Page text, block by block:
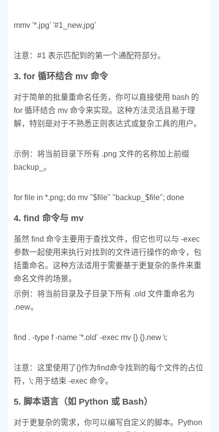
mmv '*.jpg' '#1_new.jpg'
注意：#1 表示匹配到的第一个通配符部分。
3. for 循环结合 mv 命令
对于简单的批量重命名任务，你可以直接使用 bash 的
for 循环结合 mv 命令来实现。这种方法灵活且易于理
解，特别是对于不熟悉正则表达式或复杂工具的用户。
示例：将当前目录下所有 .png 文件的名称加上前缀
backup_。
for file in *.png; do mv "$file" "backup_$file"; done
4. find 命令与 mv
虽然 find 命令主要用于查找文件，但它也可以与 -exec
参数一起使用来执行对找到的文件进行操作的命令，包
括重命名。这种方法适用于需要基于更复杂的条件来重
命名文件的场景。
示例：将当前目录及子目录下所有 .old 文件重命名为
.new。
find . -type f -name '*.old' -exec mv {} {}.new \;
注意：这里使用了{}作为find命令找到的每个文件的占位
符，\; 用于结束 -exec 命令。
5. 脚本语言（如 Python 或 Bash）
对于更复杂的需求，你可以编写自定义的脚本。Python